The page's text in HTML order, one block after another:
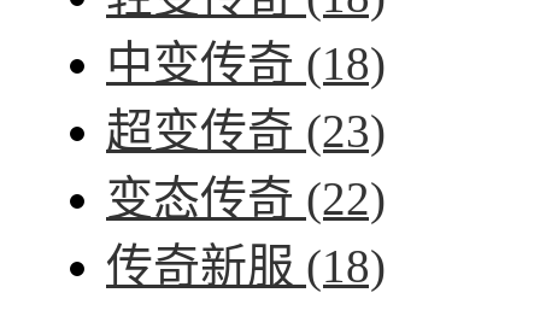
中变传奇 (18)
超变传奇 (23)
变态传奇 (22)
传奇新服 (18)